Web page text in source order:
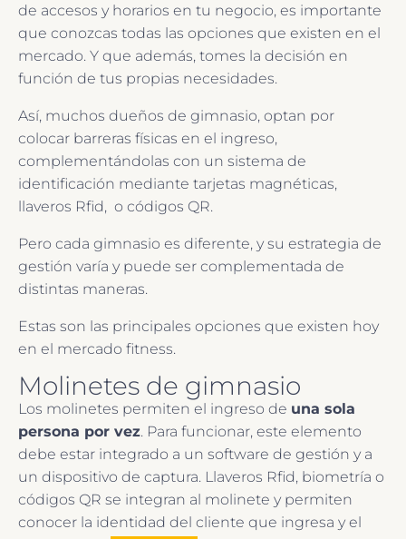
de accesos y horarios en tu negocio, es importante
que conozcas todas las opciones que existen en el
mercado. Y que además, tomes la decisión en
función de tus propias necesidades.
Así, muchos dueños de gimnasio, optan por
colocar barreras físicas en el ingreso,
complementándolas con un sistema de
identificación mediante tarjetas magnéticas,
llaveros Rfid, o códigos QR.
Pero cada gimnasio es diferente, y su estrategia de
gestión varía y puede ser complementada de
distintas maneras.
Estas son las principales opciones que existen hoy
en el mercado fitness.
Molinetes de gimnasio
Los molinetes permiten el ingreso de una sola
persona por vez. Para funcionar, este elemento
debe estar integrado a un software de gestión y a
un dispositivo de captura. Llaveros Rfid, biometría o
códigos QR se integran al molinete y permiten
conocer la identidad del cliente que ingresa y el